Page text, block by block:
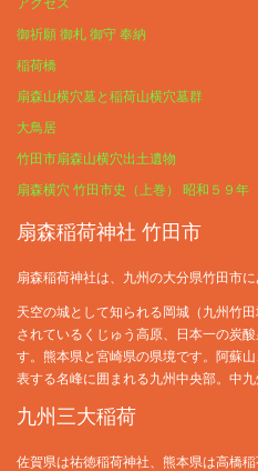
御祈願 御札 御守 奉納
稲荷橋
扇森山横穴墓と稲荷山横穴墓群
大鳥居
竹田市扇森山横穴出土遺物
扇森横穴 竹田市史（上巻） 昭和５９年
扇森稲荷神社 竹田市
扇森稲荷神社は、九州の大分県竹田市に
天空の城として知られる岡城（九州竹
されているくじゅう高原、日本一の炭
す。熊本県と宮崎県の県境です。阿蘇
表する名峰に囲まれる九州中央部。中九
九州三大稲荷
佐賀県は祐徳稲荷神社、熊本県は高橋